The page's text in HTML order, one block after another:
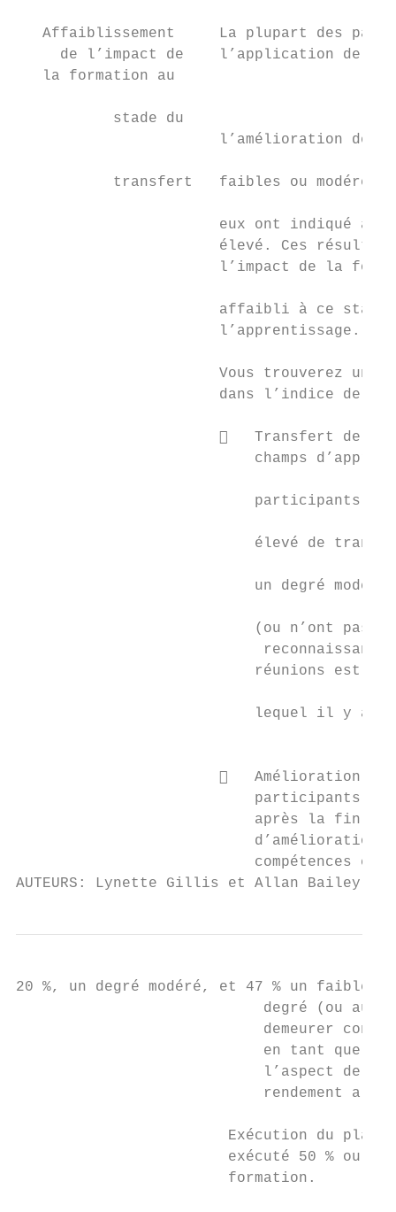
Affaiblissement     La plupart des
de l’impact de    l’application de
   la formation au
           stade du
l’amélioration de
transfert   faibles ou
eux ont indiqué
élevé. Ces
l’impact de la
affaibli à ce
l’apprentissage.
Vous trouverez un
dans l’indice de
   Transfert de
champs
participants
élevé de
un degré
(ou n’ont pas
réunions est
lequel il y a
   Amélioration du
participants
après la fin de
d’amélioration
compétences
AUTEURS: Lynette Gillis et Allan
20 %, un degré modéré, et 47 % un faible
degré (ou
demeurer
en tant que
l’aspect de
rendement a
Exécution du plan
exécuté 50 % ou
                        formation.